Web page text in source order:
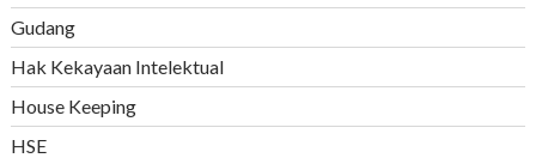
Gudang
Hak Kekayaan Intelektual
House Keeping
HSE